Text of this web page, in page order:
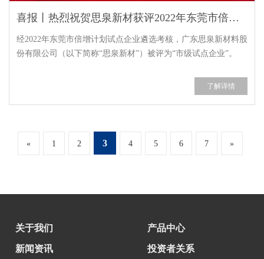
喜报丨热烈祝贺思泉新材获评2022年东莞市倍增计划“市级试点企业”
经2022年东莞市倍增计划试点企业遴选考核，广东思泉新材料股
份有限公司（以下简称“思泉新材”）被评为“市级试点企业”。
了解详情
« 1 2 3 4 5 6 7 »
关于我们 产品中心
新闻资讯 投资者关系